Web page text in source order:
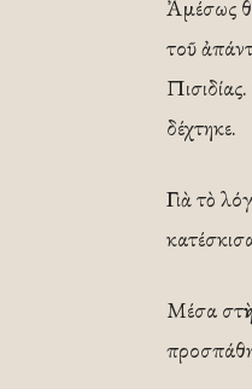
Ἀμέσως
τοῦ
δέχτηκε.
Γιὰ τὸ
Μέσα